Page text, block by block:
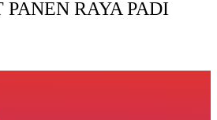
PANEN RAYA PADI